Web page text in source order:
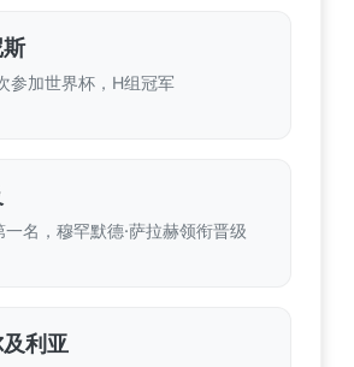
参加世界杯，H组冠军
一名，穆罕默德·萨拉赫领衔晋级
利亚